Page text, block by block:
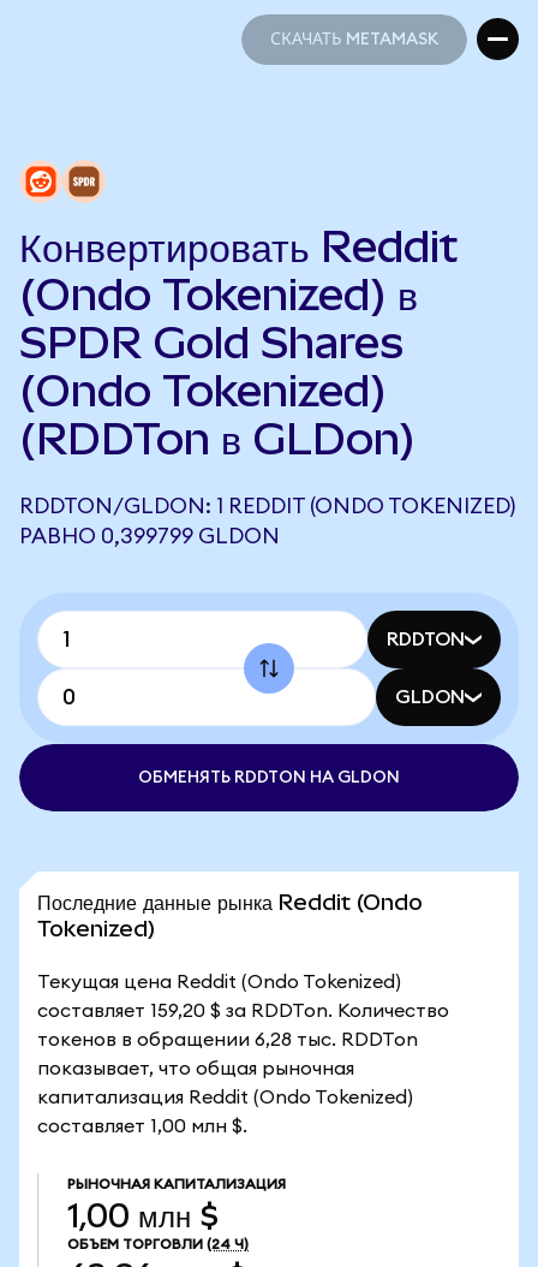
СКАЧАТЬ METAMASK
Конвертировать Reddit
(Ondo Tokenized) в
SPDR Gold Shares
(Ondo Tokenized)
(RDDTon в GLDon)
RDDTON/GLDON: 1 REDDIT (ONDO TOKENIZED)
РАВНО 0,399799 GLDON
RDDTON
GLDON
ОБМЕНЯТЬ RDDTON НА GLDON
Последние данные рынка Reddit (Ondo
Tokenized)
Текущая цена Reddit (Ondo Tokenized)
составляет 159,20 $ за RDDTon. Количество
токенов в обращении 6,28 тыс. RDDTon
показывает, что общая рыночная
капитализация Reddit (Ondo Tokenized)
составляет 1,00 млн $.
РЫНОЧНАЯ КАПИТАЛИЗАЦИЯ
1,00 млн $
ОБЪЕМ ТОРГОВЛИ (24 Ч)